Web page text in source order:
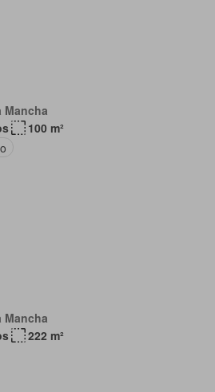
Mancha
100 m²
Mancha
222 m²